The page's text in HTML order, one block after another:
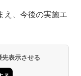
え、今後の実施エ
表示させる